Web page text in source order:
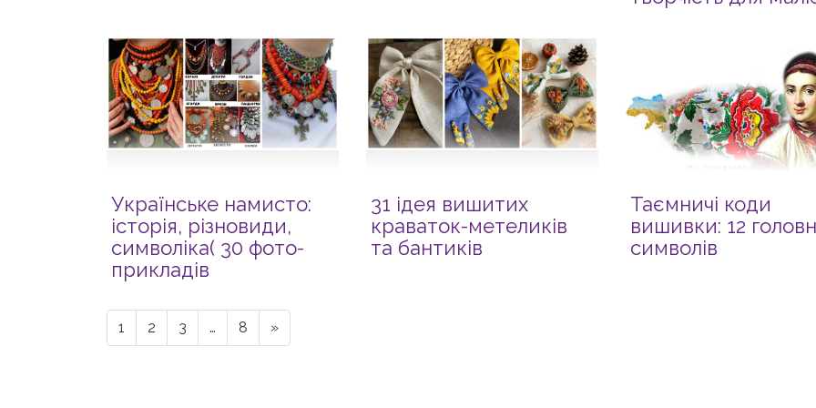
Українське намисто:
історія, різновиди,
символіка( 30 фото-
прикладів
31 ідея вишитих
краваток-метеликів
та бантиків
Таємничі коди
вишивки: 12
символів
1 2 3 … 8 »